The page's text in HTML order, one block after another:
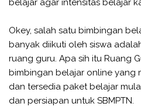
Okey, salah satu bimbingan
banyak diikuti oleh siswa
ruang guru. Apa sih itu Ruang
bimbingan belajar online yang
dan tersedia paket belajar
dan persiapan untuk SBMPTN.